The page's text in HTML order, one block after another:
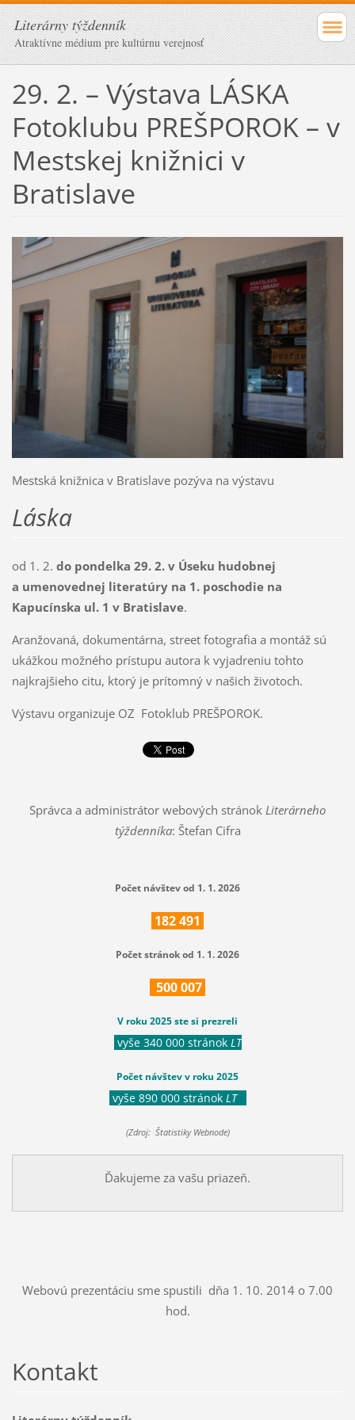
Literárny týždenník
Atraktívne médium pre kultúrnu verejnosť
29. 2. – Výstava LÁSKA
Fotoklubu PREŠPOROK – v
Mestskej knižnici v
Bratislave
Mestská knižnica v Bratislave pozýva na výstavu
Láska
od 1. 2. do pondelka 29. 2. v Úseku hudobnej
a umenovednej literatúry na 1. poschodie na
Kapucínska ul. 1 v Bratislave.
Aranžovaná, dokumentárna, street fotografia a montáž sú
ukážkou možného prístupu autora k vyjadreniu tohto
najkrajšieho citu, ktorý je prítomný v našich životoch.
Výstavu organizuje OZ Fotoklub PREŠPOROK.
Správca a administrátor webových stránok Literárneho
týždenníka: Štefan Cifra
Počet návštev od 1. 1. 2026
182491
Počet stránok od 1. 1. 2026
500007
V roku 2025 ste si prezreli
vyše 340 000 stránok LT
Počet návštev v roku 2025
vyše 890 000 stránok LT
(Zdroj: Štatistiky Webnode)
Ďakujeme za vašu priazeň.
Webovú prezentáciu sme spustili dňa 1. 10. 2014 o 7.00
hod.
Kontakt